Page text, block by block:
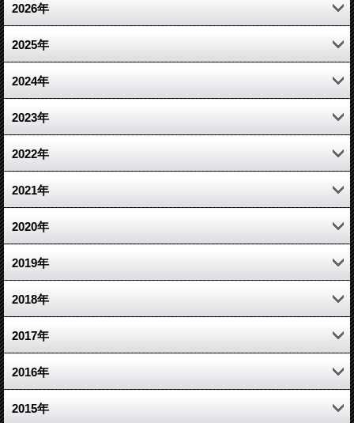
2026年
7月 (7)
5月 (2)
4月 (2)
3月 (2)
2月 (1)
2025年
12月 (2)
11月 (2)
10月 (2)
9月 (2)
8月 (3)
7月 (3)
6月 (5)
5月 (7)
4月 (6)
3月 (5)
2024年
11月 (2)
5月 (1)
4月 (1)
1月 (1)
2023年
6月 (1)
5月 (3)
4月 (4)
3月 (4)
2月 (3)
1月 (5)
2022年
12月 (6)
11月 (6)
10月 (6)
9月 (5)
8月 (4)
7月 (7)
6月 (5)
2021年
12月 (11)
11月 (5)
10月 (4)
9月 (8)
8月 (5)
7月 (5)
2020年
12月 (5)
11月 (4)
10月 (5)
9月 (5)
8月 (7)
2019年
12月 (6)
11月 (10)
10月 (5)
9月 (7)
2018年
12月 (5)
11月 (8)
10月 (6)
2017年
12月 (3)
11月 (1)
2016年
12月 (6)
2015年